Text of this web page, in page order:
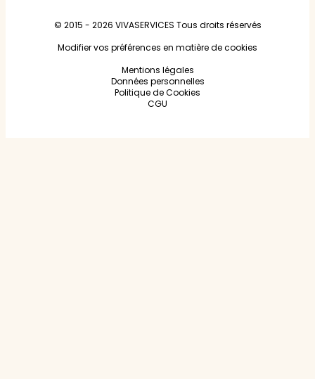
© 2015 - 2026 VIVASERVICES Tous droits réservés
Modifier vos préférences en matière de cookies
Mentions légales
Données personnelles
Politique de Cookies
CGU